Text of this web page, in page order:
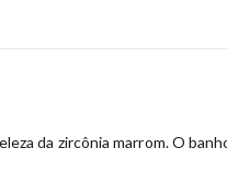
da zircônia marrom. O